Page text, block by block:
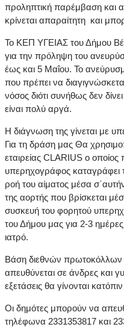
προληπτική παρέμβαση και
κρίνεται απαραίτητη και
Το ΚΕΠ ΥΓΕΙΑΣ του Δήμου
για την πρόληψη του
έως και 5 Μαΐου. Το
που πρέπει να
νόσος διότι συνήθως δεν
είναι πολύ αργά.
Η διάγνωση της γίνεται με
Για τη δράση μας Θα
εταιρείας CLARIUS ο
υπερηχογράφος καταγράφει
ροή του αίματος μέσα
της αορτής που βρίσκεται
συσκευή του φορητού
του Δήμου μας για 2-3 ημέρες
ιατρό.
Βάση διεθνών
απευθύνεται σε άνδρες και
εξετάσεις θα γίνονται
Οι δημότες μπορούν να
τηλέφωνα 2331353817 και